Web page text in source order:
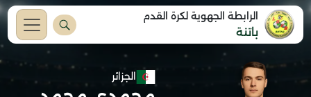
الرابطة الجهوية لكرة القدم
باتنة
الجزائر